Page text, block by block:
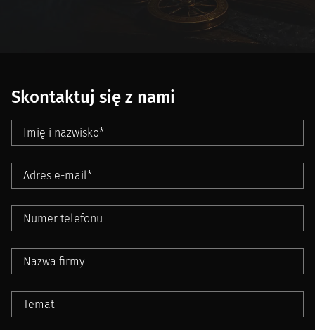
Skontaktuj się z nami